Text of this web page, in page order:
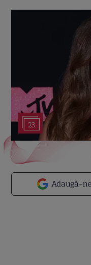
23
Adaugă-